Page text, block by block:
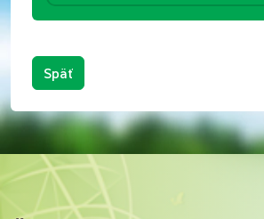
Späť